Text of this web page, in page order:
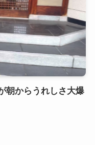
朝からうれしさ大爆